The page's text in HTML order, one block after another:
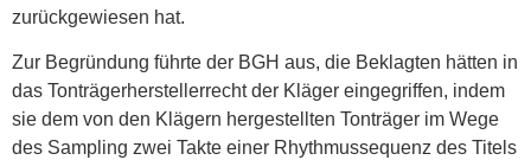
zurückgewiesen hat.
Zur Begründung führte der BGH aus, die Beklagten hätten in
das Tonträgerherstellerrecht der Kläger eingegriffen, indem
sie dem von den Klägern hergestellten Tonträger im Wege
des Sampling zwei Takte einer Rhythmussequenz des Titels